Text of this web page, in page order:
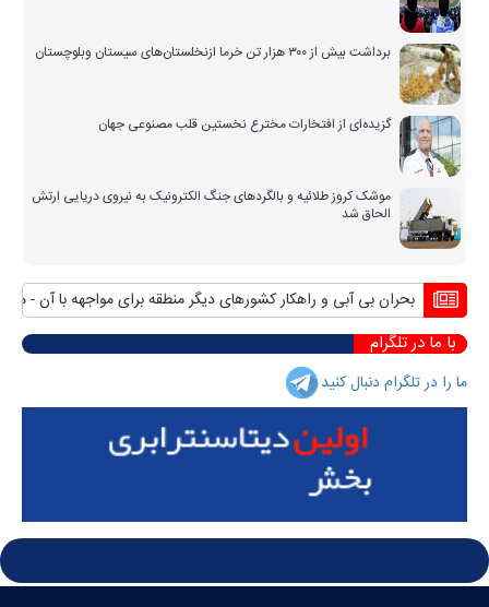
برداشت بیش از ۳۰۰ هزار تن خرما ازنخلستان‌های سیستان وبلوچستان
گزیده‌ای از افتخارات مخترع نخستین قلب مصنوعی جهان
موشک کروز طلائیه و بالگردهای جنگ الکترونیک به نیروی دریایی ارتش
الحاق شد
بحران بی آبی و راهکار کشورهای دیگر منطقه برای مواجهه با آن منافع
با ما در تلگرام
ما را در تلگرام دنبال کنید